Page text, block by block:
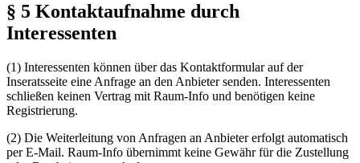
§ 5 Kontaktaufnahme durch
Interessenten
(1) Interessenten können über das Kontaktformular auf der
Inseratsseite eine Anfrage an den Anbieter senden. Interessenten
schließen keinen Vertrag mit Raum-Info und benötigen keine
Registrierung.
(2) Die Weiterleitung von Anfragen an Anbieter erfolgt automatisch
per E-Mail. Raum-Info übernimmt keine Gewähr für die Zustellung